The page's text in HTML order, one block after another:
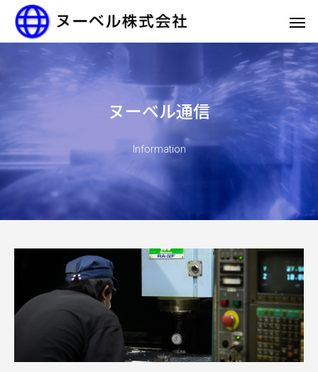
ヌーベル通信
Information